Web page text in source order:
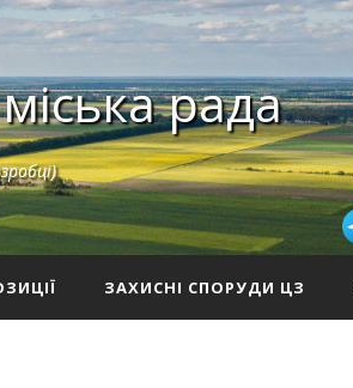
рада
ЗАХИСНІ СПОРУДИ ЦЗ